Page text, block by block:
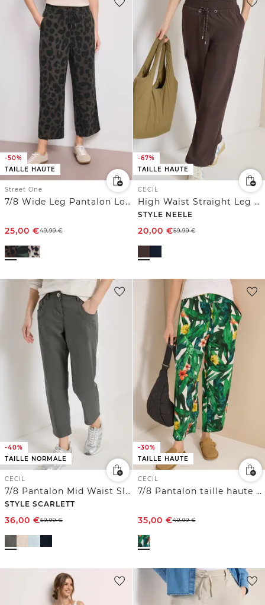
-50%
TAILLE HAUTE
Street One
7/8 Wide Leg Pantalon Loose Fit avec imprimé
25,00 €49,99€
-67%
TAILLE HAUTE
CECIL
High Waist Straight Leg Pantalon Loose Fit
STYLE NEELE
20,00 €59,99€
-40%
TAILLE NORMALE
CECIL
7/8 Pantalon Mid Waist Slim Leg en Casual Fit
STYLE SCARLETT
36,00 €59,99€
-30%
TAILLE HAUTE
CECIL
7/8 Pantalon taille haute à jambes larges, coupe loose
35,00 €49,99€